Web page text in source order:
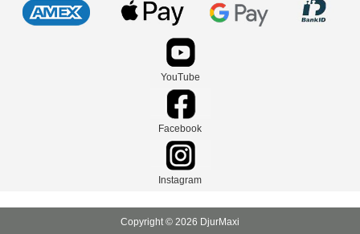
YouTube
Facebook
Instagram
Copyright © 2026 DjurMaxi